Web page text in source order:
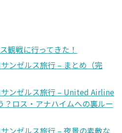
観戦に行ってきた！
ンゼルス旅行 – まとめ（完
ンゼルス旅行 – United Airline
？ロス・アナハイムへの裏ルー
ンゼルス旅行 – 夜景の素敵な